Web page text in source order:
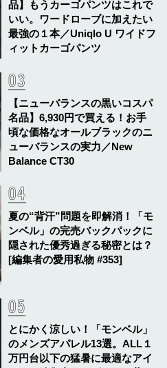
品】もうカーゴパンツはこれで
いい。ワードローブに加えたい
最強の１本／Uniqlo U ワイドフ
ィットカーゴパンツ
【ニューバランスの黒いコスパ
名品】6,930円で買える！お手
頃な価格なオールブラックのニ
ューバランスの実力／New
Balance CT30
夏の“背汗”問題を即解消！「モ
ンベル」の完売バックパックに
隠された優秀過ぎる秘密とは？
[編集者の愛用私物 #353]
とにかく涼しい！「モンベル」
のメンズアパレル13選。ALL１
万円台以下の猛暑に最適なアイ